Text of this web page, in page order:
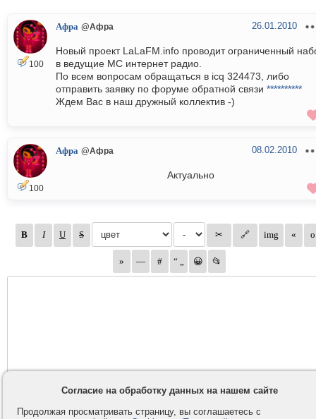
100
Афра @Афра 26.01.2010
Новый проект LaLaFM.info проводит ограниченный
в ведущие МС интернет радио.
По всем вопросам обращаться в icq 324473, либо
отправить заявку по форуме обратной связи **********
Ждем Вас в наш дружный коллектив -)
100
Афра @Афра 08.02.2010
Актуально
Согласие на обработку данных на нашем сайте
Продолжая просматривать страницу, вы соглашаетесь с